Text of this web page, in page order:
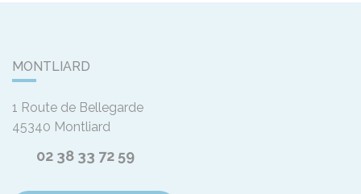
MONTLIARD
1 Route de Bellegarde
45340 Montliard
02 38 33 72 59